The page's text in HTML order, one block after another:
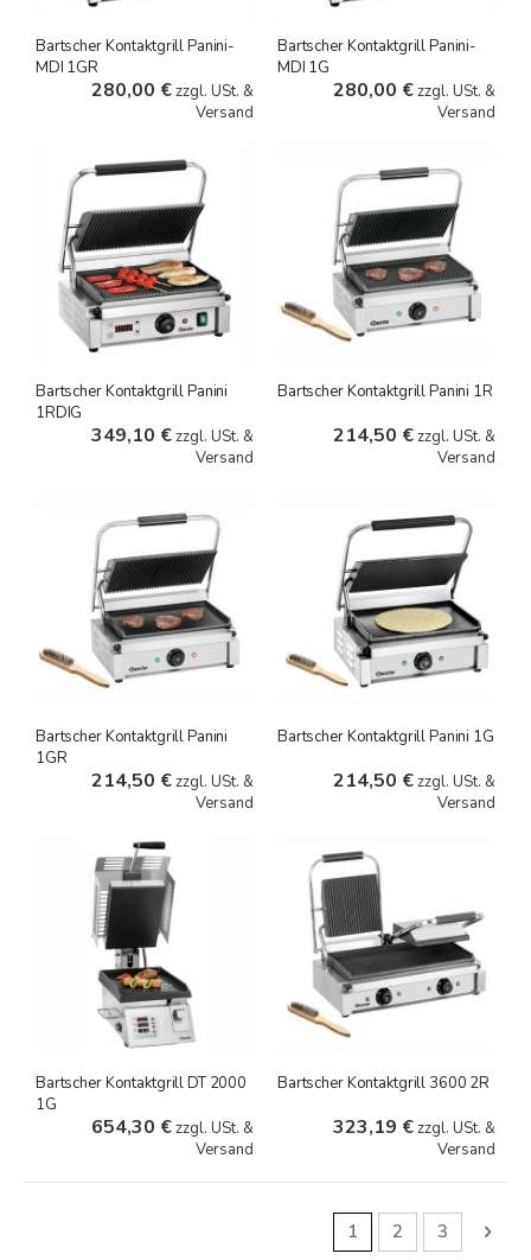
Bartscher Kontaktgrill Panini-
MDI 1GR
280,00 €zzgl. USt. &
Versand
Bartscher Kontaktgrill Panini-
MDI 1G
280,00 €zzgl. USt. &
Versand
Bartscher Kontaktgrill Panini
1RDIG
349,10 €zzgl. USt. &
Versand
Bartscher Kontaktgrill Panini 1R
214,50 €zzgl. USt. &
Versand
Bartscher Kontaktgrill Panini
1GR
214,50 €zzgl. USt. &
Versand
Bartscher Kontaktgrill Panini 1G
214,50 €zzgl. USt. &
Versand
Bartscher Kontaktgrill DT 2000
1G
654,30 €zzgl. USt. &
Versand
Bartscher Kontaktgrill 3600 2R
323,19 €zzgl. USt. &
Versand
SeiteSie lesen gerade
1 Seite
2 Seite
3